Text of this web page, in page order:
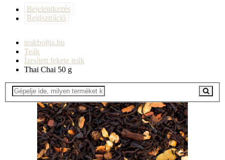
Bejelentkezés
Regisztráció
teakboltja.hu
Teák
Ízesített fekete teák
Thai Chai 50 g